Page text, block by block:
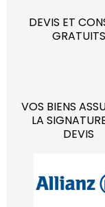
DEVIS ET
GRATUITS
VOS BIENS
LA
DEVIS